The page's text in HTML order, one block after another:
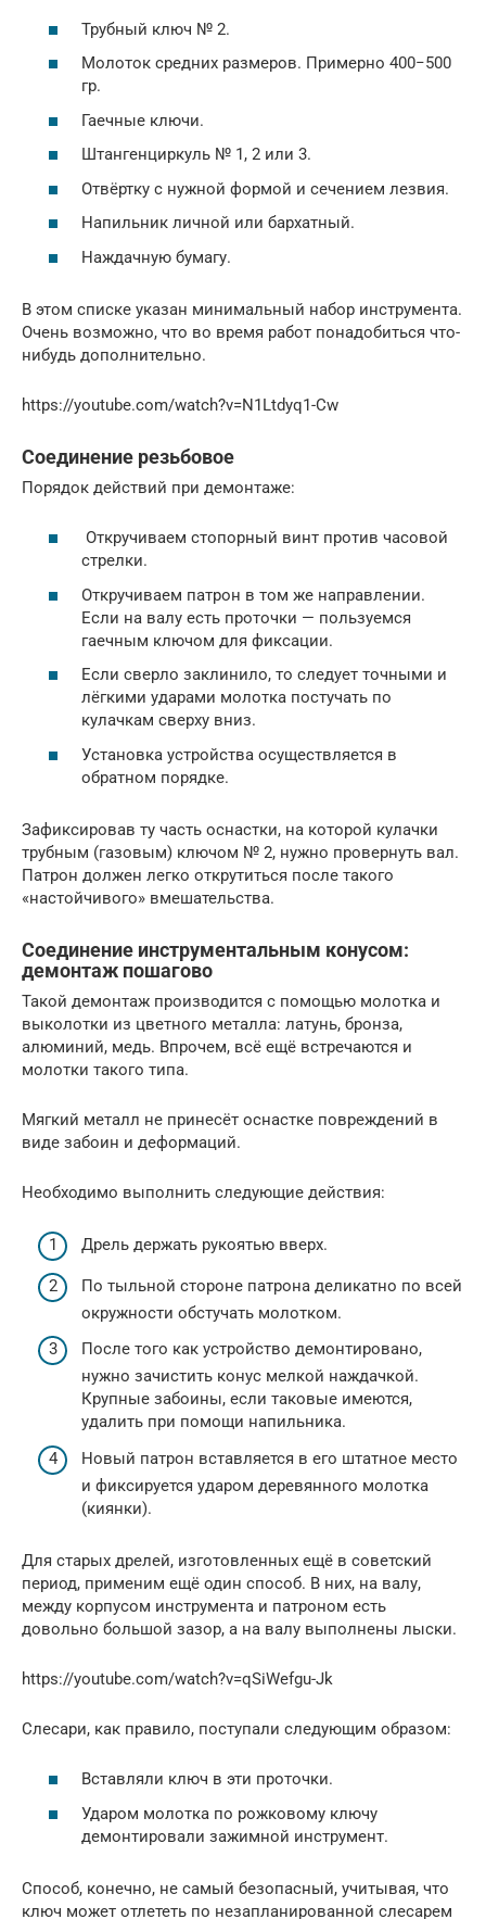
Трубный ключ № 2.
Молоток средних размеров. Примерно 400−500
гр.
Гаечные ключи.
Штангенциркуль № 1, 2 или 3.
Отвёртку с нужной формой и сечением лезвия.
Напильник личной или бархатный.
Наждачную бумагу.
В этом списке указан минимальный набор инструмента.
Очень возможно, что во время работ понадобиться что-
нибудь дополнительно.
https://youtube.com/watch?v=N1Ltdyq1-Cw
Соединение резьбовое
Порядок действий при демонтаже:
Откручиваем стопорный винт против часовой
стрелки.
Откручиваем патрон в том же направлении.
Если на валу есть проточки — пользуемся
гаечным ключом для фиксации.
Если сверло заклинило, то следует точными и
лёгкими ударами молотка постучать по
кулачкам сверху вниз.
Установка устройства осуществляется в
обратном порядке.
Зафиксировав ту часть оснастки, на которой кулачки
трубным (газовым) ключом № 2, нужно провернуть вал.
Патрон должен легко открутиться после такого
«настойчивого» вмешательства.
Соединение инструментальным конусом:
демонтаж пошагово
Такой демонтаж производится с помощью молотка и
выколотки из цветного металла: латунь, бронза,
алюминий, медь. Впрочем, всё ещё встречаются и
молотки такого типа.
Мягкий металл не принесёт оснастке повреждений в
виде забоин и деформаций.
Необходимо выполнить следующие действия:
Дрель держать рукоятью вверх.
По тыльной стороне патрона деликатно по всей
окружности обстучать молотком.
После того как устройство демонтировано,
нужно зачистить конус мелкой наждачкой.
Крупные забоины, если таковые имеются,
удалить при помощи напильника.
Новый патрон вставляется в его штатное место
и фиксируется ударом деревянного молотка
(киянки).
Для старых дрелей, изготовленных ещё в советский
период, применим ещё один способ. В них, на валу,
между корпусом инструмента и патроном есть
довольно большой зазор, а на валу выполнены лыски.
https://youtube.com/watch?v=qSiWefgu-Jk
Слесари, как правило, поступали следующим образом:
Вставляли ключ в эти проточки.
Ударом молотка по рожковому ключу
демонтировали зажимной инструмент.
Способ, конечно, не самый безопасный, учитывая, что
ключ может отлететь по незапланированной слесарем